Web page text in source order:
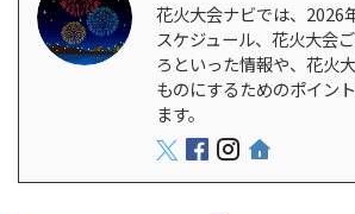
花火大会ナビでは、2026
スケジュール、花火大会
ろといった情報や、花火
ものにするためのポイン
ます。